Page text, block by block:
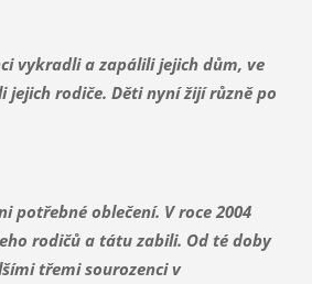
vykradli a zapálili jejich dům, ve
rodiče. Děti nyní žijí různě po
potřebné oblečení. V roce 2004
rodičů a tátu zabili. Od té doby
třemi sourozenci v